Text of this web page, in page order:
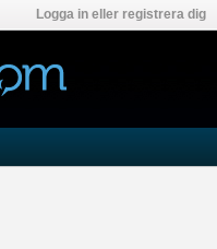
Logga in eller registrera dig